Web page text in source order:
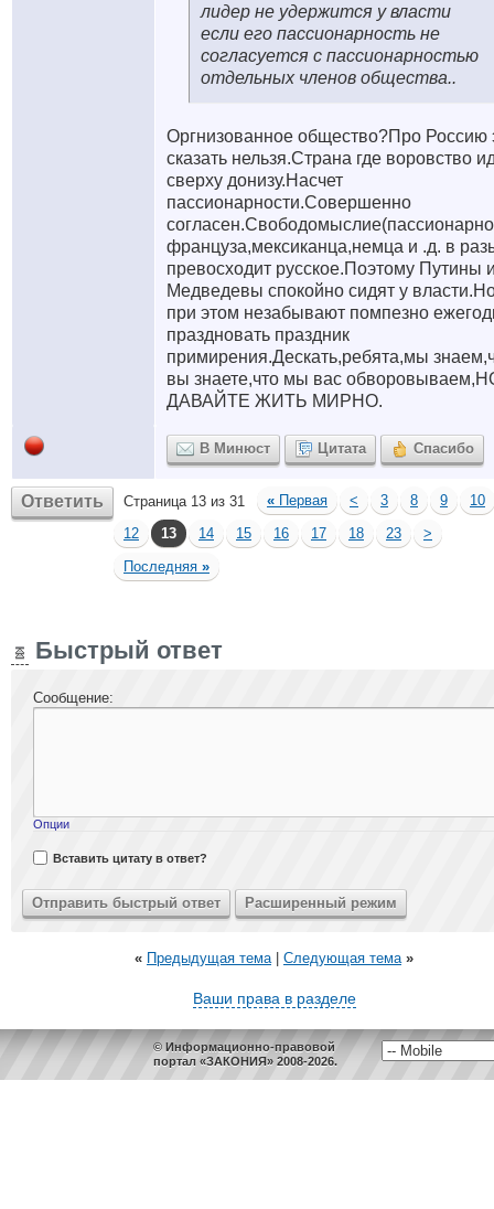
лидер не удержится у власти
если его пассионарность не
согласуется с пассионарностью
отдельных членов общества..
Оргнизованное общество?Про Россию
сказать нельзя.Страна где воровство
сверху донизу.Насчет
пассионарности.Совершенно
француза,мексиканца,немца и .д. в
превосходит русское.Поэтому Путины
Медведевы спокойно сидят у
при этом незабывают помпезно
праздновать праздник
примирения.Дескать,ребята,мы
вы знаете,что мы вас
ДАВАЙТЕ ЖИТЬ МИРНО.
В Минюст Цитата Спасибо
Ответить Страница 13 из 31 « Первая < 3 8 9
10
12
13 14 15 16 17 18 23
>
Последняя »
Быстрый ответ
Сообщение:
Опции
Вставить цитату в ответ?
« Предыдущая тема| Следующая тема »
Ваши права в разделе
© Информационно-правовой
портал «ЗАКОНИЯ» 2008-2026.